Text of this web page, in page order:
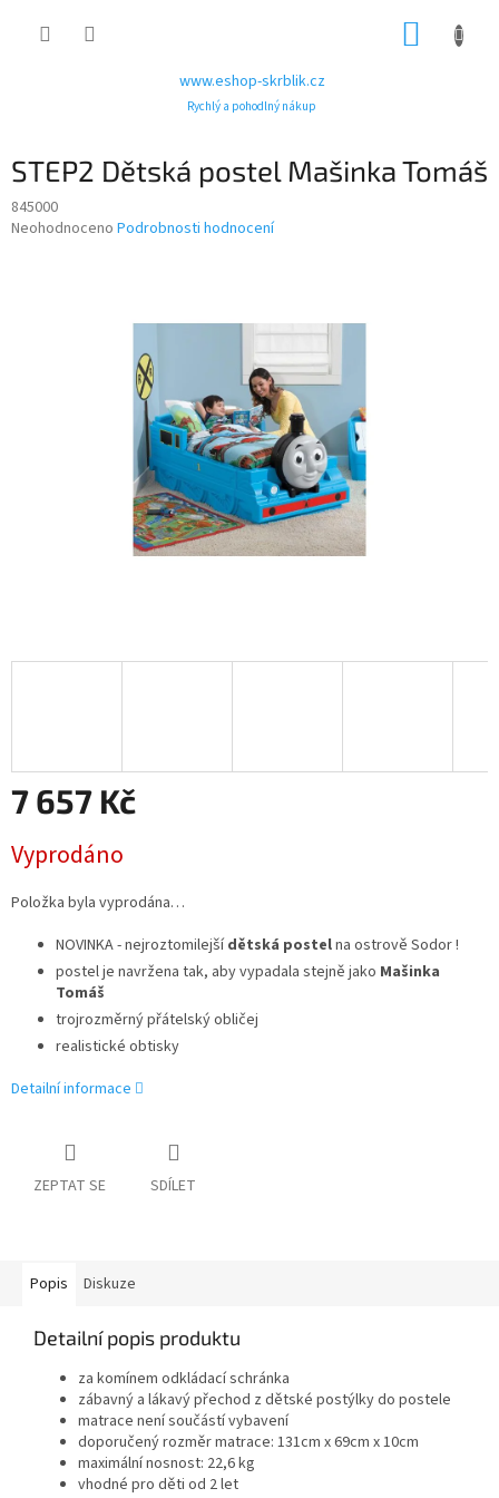
www.eshop-skrblik.cz
Rychlý a pohodlný nákup
STEP2 Dětská postel Mašinka Tomáš
845000
Průměrné
Neohodnoceno Podrobnosti hodnocení
7 657 Kč
cena:
Vyprodáno
Položka byla vyprodána…
NOVINKA - nejroztomilejšídětská postelna ostrově Sodor !
postel je navržena tak, aby vypadala stejně jako Mašinka
Tomáš
trojrozměrný přátelský obličej
realistické obtisky
Detailní informace
ZEPTAT SE SDÍLET
Popis Diskuze
Detailní popis produktu
za komínem odkládací schránka
zábavný a lákavý přechod z dětské postýlky do postele
matrace není součástí vybavení
doporučený rozměr matrace: 131cm x 69cm x 10cm
maximální nosnost: 22,6 kg
vhodné pro děti od 2 let